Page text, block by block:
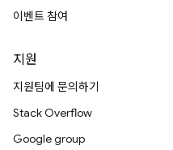
이벤트 참여
지원
지원팀에 문의하기
Stack Overflow
Google group